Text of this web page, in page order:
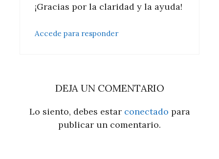
¡Gracias por la claridad y la ayuda!
Accede para responder
DEJA UN COMENTARIO
Lo siento, debes estar conectado para
publicar un comentario.